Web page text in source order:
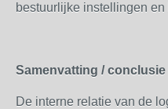
bestuurlijke instellingen en
Samenvatting / conclusie
De interne relatie van de